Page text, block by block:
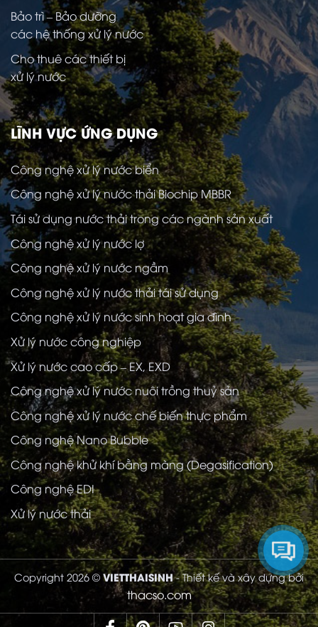
Bảo trì – Bảo dưỡng
các hệ thống xử lý nước
Cho thuê các thiết bị
xử lý nước
LĨNH VỰC ỨNG DỤNG
Công nghệ xử lý nước biển
Công nghệ xử lý nước thải Biochip MBBR
Tái sử dụng nước thải trong các ngành sản xuất
Công nghệ xử lý nước lợ
Công nghệ xử lý nước ngầm
Công nghệ xử lý nước thải tái sử dụng
Công nghệ xử lý nước sinh hoạt gia đình
Xử lý nước công nghiệp
Xử lý nước cao cấp – EX, EXD
Công nghệ xử lý nước nuôi trồng thuỷ sản
Công nghệ xử lý nước chế biến thực phẩm
Công nghệ Nano Bubble
Công nghệ khử khí bằng màng (Degasification)
Công nghệ EDI
Xử lý nước thải
Copyright 2026 © VIETTHAISINH- Thiết kế và xây dựng bởi
thacso.com